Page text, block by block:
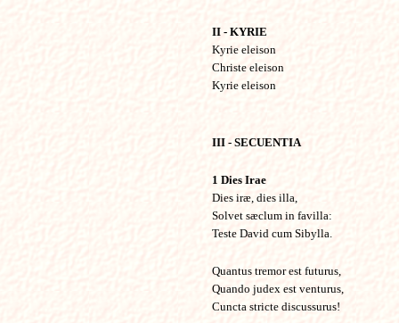
II - KYRIE
Kyrie eleison
Christe eleison
Kyrie eleison
III - SECUENTIA
1 Dies Irae
Dies iræ, dies illa,
Solvet sæclum in favilla:
Teste David cum Sibylla.
Quantus tremor est futurus,
Quando judex est venturus,
Cuncta stricte discussurus!